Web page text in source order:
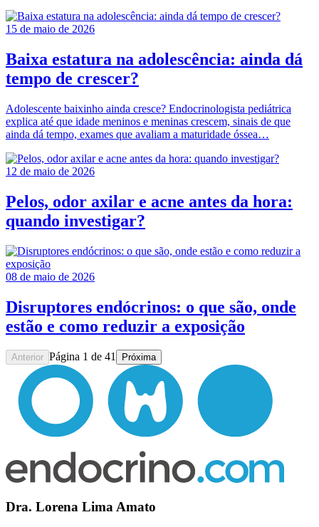
15 de maio de 2026
Baixa estatura na adolescência: ainda dá
tempo de crescer?
Adolescente baixinho ainda cresce? Endocrinologista pediátrica
explica até que idade meninos e meninas crescem, sinais de que
ainda dá tempo, exames que avaliam a maturidade óssea…
12 de maio de 2026
Pelos, odor axilar e acne antes da hora:
quando investigar?
08 de maio de 2026
Disruptores endócrinos: o que são, onde
estão e como reduzir a exposição
Anterior Página 1 de 41 Próxima
Dra. Lorena Lima Amato